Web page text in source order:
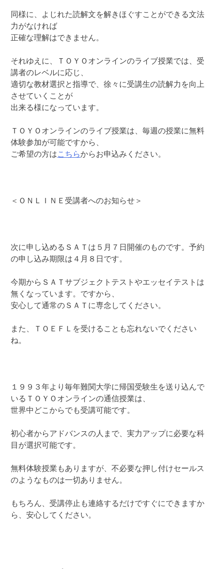
同様に、よじれた読解文を解きほぐすことができる文法
力がなければ
正確な理解はできません。
それゆえに、ＴＯＹＯオンラインのライブ授業では、受
講者のレベルに応じ、
適切な教材選択と指導で、徐々に受講生の読解力を向上
させていくことが
出来る様になっています。
ＴＯＹＯオンラインのライブ授業は、毎週の授業に無料
体験参加が可能ですから、
ご希望の方はこちらからお申込みください。
＜ＯＮＬＩＮＥ受講者へのお知らせ＞
次に申し込めるＳＡＴは５月７日開催のものです。予約
の申し込み期限は４月８日です。
今期からＳＡＴサブジェクトテストやエッセイテストは
無くなっています。ですから、
安心して通常のＳＡＴに専念してください。
また、ＴＯＥＦＬを受けることも忘れないでください
ね。
１９９３年より毎年難関大学に帰国受験生を送り込んで
いるＴＯＹＯオンラインの通信授業は、
世界中どこからでも受講可能です。
初心者からアドバンスの人まで、実力アップに必要な科
目が選択可能です。
無料体験授業もありますが、不必要な押し付けセールス
のようなものは一切ありません。
もちろん、受講停止も連絡するだけですぐにできますか
ら、安心してください。